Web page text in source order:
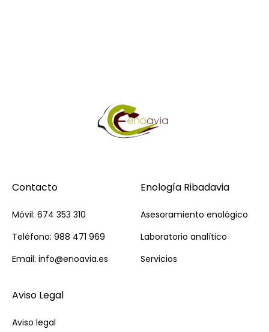
Contacto
Móvil: 674 353 310
Teléfono: 988 471 969
Email: info@enoavia.es
Enología Ribadavia
Asesoramiento enológico
Laboratorio analítico
Servicios
Aviso Legal
Aviso legal